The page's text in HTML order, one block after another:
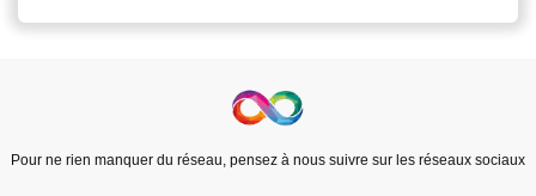
Pour ne rien manquer du réseau, pensez à nous suivre sur les réseaux sociaux